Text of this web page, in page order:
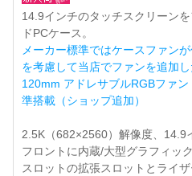
14.9インチのタッチスクリーン
ドPCケース。
メーカー標準ではケースファン
を考慮して当店でファンを追加し
120mm アドレサブルRGBファ
準搭載（ショップ追加）
2.5K（682×2560）解像度、14.9
フロントに内蔵/大型グラフィッ
スロットの拡張スロットとライ